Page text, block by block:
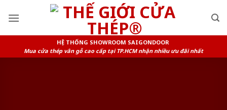
HỆ THỐNG SHOWROOM SAIGONDOOR
Mua cửa thép vân gỗ cao cấp tại TP.HCM nhận nhiều ưu đãi nhất